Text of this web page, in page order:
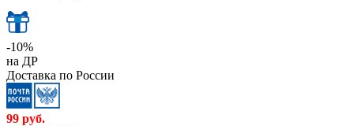
-10%
на ДР
Доставка по России
99 руб.